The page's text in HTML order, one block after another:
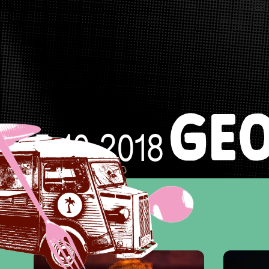
5.10.2018